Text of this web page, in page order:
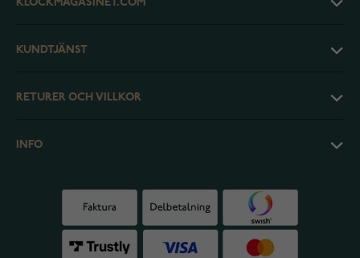
KLOCKMAGASINET.COM
KUNDTJÄNST
RETURER OCH VILLKOR
INFO